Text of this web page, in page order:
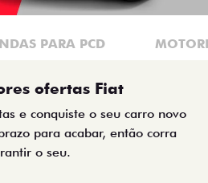
PARA PCD
ofertas Fiat
e conquiste o seu carro novo
para acabar, então corra
o seu.